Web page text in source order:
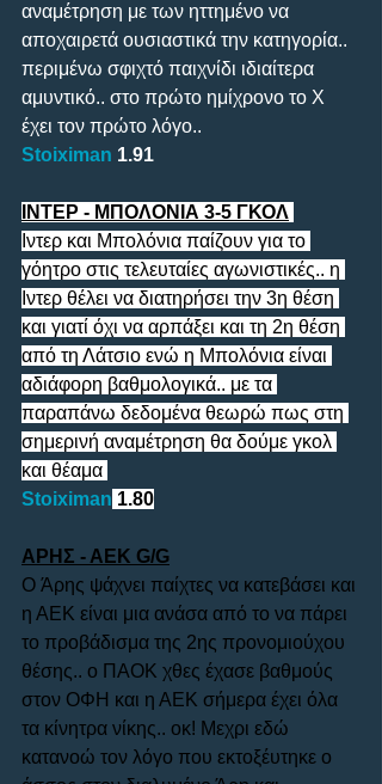
αναμέτρηση με των ηττημένο να
αποχαιρετά ουσιαστικά την κατηγορία..
περιμένω σφιχτό παιχνίδι ιδιαίτερα
αμυντικό.. στο πρώτο ημίχρονο το Χ
έχει τον πρώτο λόγο..
Stoiximan 1.91
ΙΝΤΕΡ - ΜΠΟΛΟΝΙΑ 3-5 ΓΚΟΛ
Ιντερ και Μπολόνια παίζουν για το
γόητρο στις τελευταίες αγωνιστικές.. η
Ιντερ θέλει να διατηρήσει την 3η θέση
και γιατί όχι να αρπάξει και τη 2η θέση
από τη Λάτσιο ενώ η Μπολόνια είναι
αδιάφορη βαθμολογικά.. με τα
παραπάνω δεδομένα θεωρώ πως στη
σημερινή αναμέτρηση θα δούμε γκολ
και θέαμα
Stoiximan 1.80
ΑΡΗΣ - ΑΕΚ G/G
O Άρης ψάχνει παίχτες να κατεβάσει και
η ΑΕΚ είναι μια ανάσα από το να πάρει
το προβάδισμα της 2ης προνομιούχου
θέσης.. ο ΠΑΟΚ χθες έχασε βαθμούς
στον ΟΦΗ και η ΑΕΚ σήμερα έχει όλα
τα κίνητρα νίκης.. οκ! Μεχρι εδώ
κατανοώ τον λόγο που εκτοξέυτηκε ο